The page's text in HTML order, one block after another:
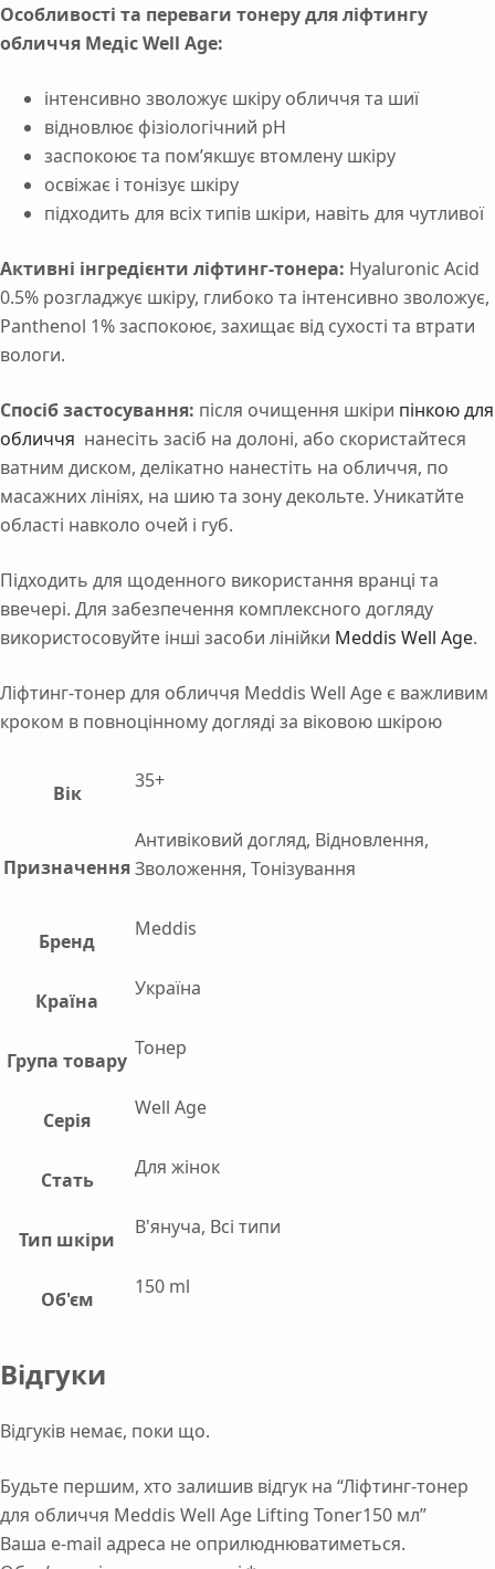
Особливості та переваги тонеру для ліфтингу
обличчя Медіс Well Age:
інтенсивно зволожує шкіру обличчя та шиї
відновлює фізіологічний рН
заспокоює та пом’якшує втомлену шкіру
освіжає і тонізує шкіру
підходить для всіх типів шкіри, навіть для чутливої
Активні інгредієнти ліфтинг-тонера: Hyaluronic Acid
0.5% розгладжує шкіру, глибоко та інтенсивно зволожує,
Panthenol 1% заспокоює, захищає від сухості та втрати
вологи.
Спосіб застосування: після очищення шкіри пінкою для
обличчя нанесіть зacіб на долоні, або скористайтеся
ватним диском, делікатно нанестіть на обличчя, по
масажних лініях, на шию та зону декольте. Уникатйте
області навколо очей і губ.
Підходить для щоденного використання вранці та
ввечері. Для забезпечення комплексного догляду
використосовуйте інші засоби лінійки Meddis Well Age.
Ліфтинг-тонер для обличчя Meddis Well Age є важливим
кроком в повноцінному догляді за віковою шкірою
Вік
35+
Призначення
Антивіковий догляд, Відновлення,
Зволоження, Тонізування
Бренд
Meddis
Країна
Україна
Група товару
Тонер
Серія
Well Age
Стать
Для жінок
Тип шкіри
В'януча, Всі типи
Об'єм
150 ml
Відгуки
Відгуків немає, поки що.
Будьте першим, хто залишив відгук на “Ліфтинг-тонер
для обличчя Meddis Well Age Lifting Toner150 мл”
Ваша e-mail адреса не оприлюднюватиметься.